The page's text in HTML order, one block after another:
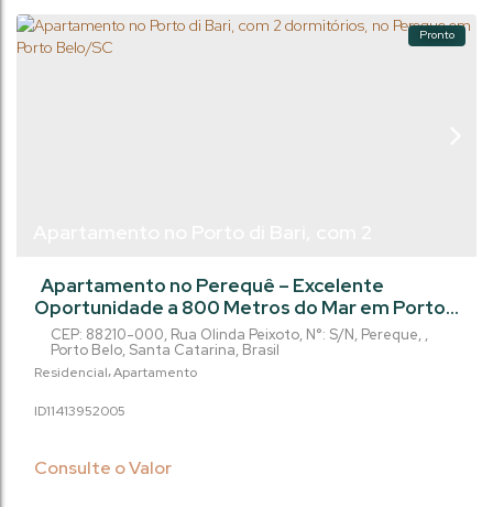
Pronto
Residencial Apartamento
Consulte o Valor
2005
1141395
CEP: 88210-000, Rua Olinda Peixoto, N°: S/N, Pereque ,
Porto Belo, Santa Catarina, Brasil
Apartamento no Perequê – Excelente
Oportunidade a 800 Metros do Mar em Porto
Belo/SC Excelente oportunidade no Porto di
Bari, localizado no dinâmico bairro Perequê, em
Porto Belo, a apenas 800 metros da praia. O
uma das regiões que mais cresce no litoral